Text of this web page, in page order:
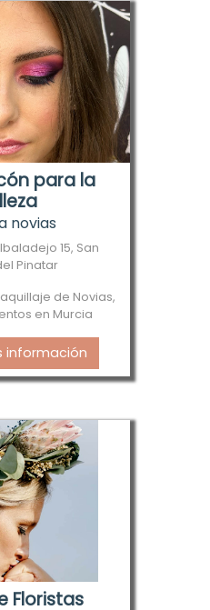
para la
novias
15, San
Pinatar
de Novias,
en Murcia
información
Floristas